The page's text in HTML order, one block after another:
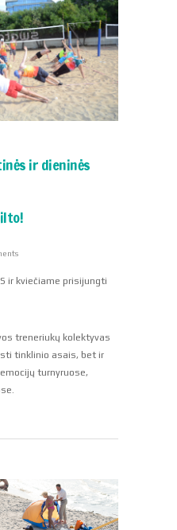
ir dieninės
ir kviečiame prisijungti
treneriukų kolektyvas
tinklinio asais, bet ir
turnyruose,